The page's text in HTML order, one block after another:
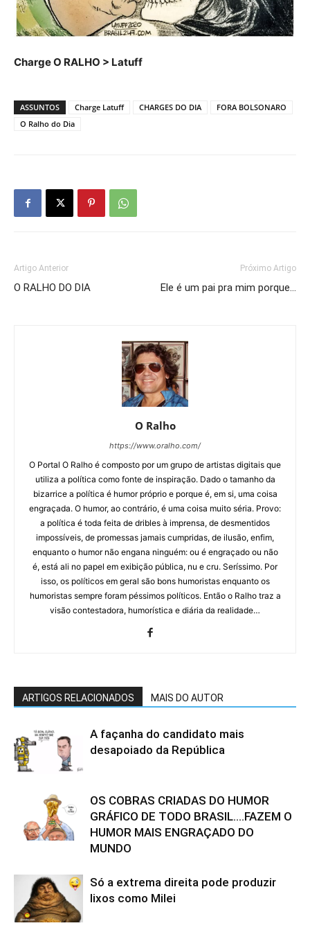
Charge O RALHO > Latuff
ASSUNTOS Charge Latuff CHARGES DO DIA
FORA BOLSONARO
O Ralho do Dia
Artigo Anterior
O RALHO DO DIA
Próximo Artigo
Ele é um pai pra mim porque…
O Ralho
https://www.oralho.com/
O Portal O Ralho é composto por um grupo de artistas digitais que
utiliza a política como fonte de inspiração. Dado o tamanho da
bizarrice a política é humor próprio e porque é, em si, uma coisa
engraçada. O humor, ao contrário, é uma coisa muito séria. Provo:
a política é toda feita de dribles à imprensa, de desmentidos
impossíveis, de promessas jamais cumpridas, de ilusão, enfim,
enquanto o humor não engana ninguém: ou é engraçado ou não
é, está ali no papel em exibição pública, nu e cru. Seríssimo. Por
isso, os políticos em geral são bons humoristas enquanto os
humoristas sempre foram péssimos políticos. Então o Ralho traz a
visão contestadora, humorística e diária da realidade…
ARTIGOS RELACIONADOS MAIS DO AUTOR
A façanha do candidato mais
desapoiado da República
OS COBRAS CRIADAS DO HUMOR
GRÁFICO DE TODO BRASIL….FAZEM O
HUMOR MAIS ENGRAÇADO DO
MUNDO
Só a extrema direita pode produzir
lixos como Milei